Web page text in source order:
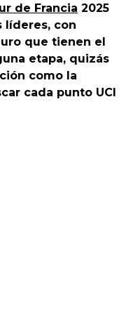
de Francia 2025
líderes, con
que tienen el
etapa, quizás
como la
cada punto UCI